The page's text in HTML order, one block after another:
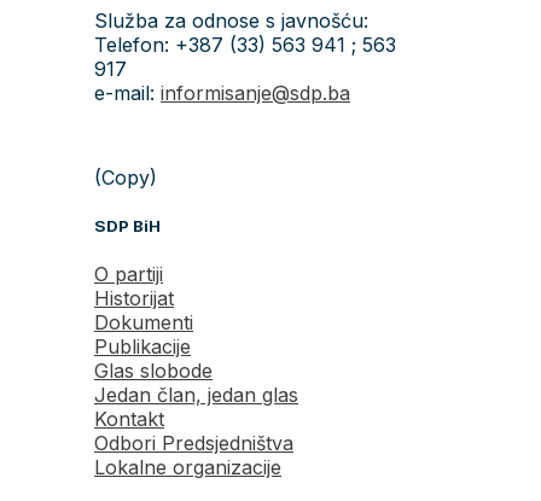
Služba za odnose s javnošću:
Telefon: +387 (33) 563 941 ; 563
917
e-mail: informisanje@sdp.ba
(Copy)
SDP BiH
O partiji
Historijat
Dokumenti
Publikacije
Glas slobode
Jedan član, jedan glas
Kontakt
Odbori Predsjedništva
Lokalne organizacije